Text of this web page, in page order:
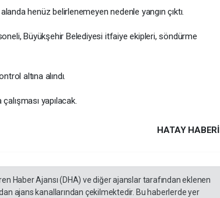
henüz belirlenemeyen nedenle yangın çıktı.
Büyükşehir Belediyesi itfaiye ekipleri, söndürme
altına alındı.
yapılacak.
HATAY HABERİ
Haber Ajansı (DHA) ve diğer ajanslar tarafından eklenen
ajans kanallarından çekilmektedir. Bu haberlerde yer